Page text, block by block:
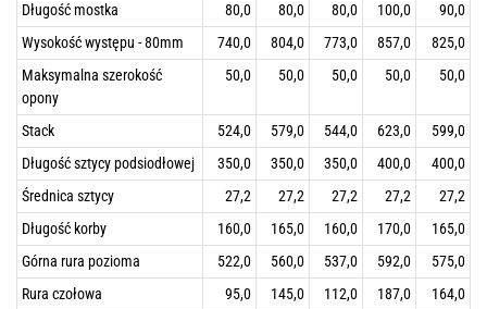
Długość mostka 80,0 80,0 80,0 100,0
90,0
Wysokość występu - 80mm
740,0 804,0 773,0 857,0
825,0
Maksymalna szerokość
opony
50,0 50,0 50,0 50,0 50,0
Stack 524,0 579,0 544,0 623,0
599,0
Długość sztycy podsiodłowej
350,0 350,0 350,0 400,0
400,0
Średnica sztycy
27,2 27,2 27,2 27,2
27,2
Długość korby
160,0 165,0 160,0 170,0
165,0
Górna rura pozioma
522,0 560,0 537,0 592,0
575,0
Rura czołowa
95,0 145,0 112,0 187,0
164,0